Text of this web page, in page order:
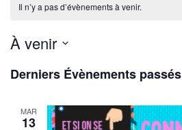
Il n’y a pas d’évènements à venir.
À venir
une
Derniers Évènements passés
MAR
13